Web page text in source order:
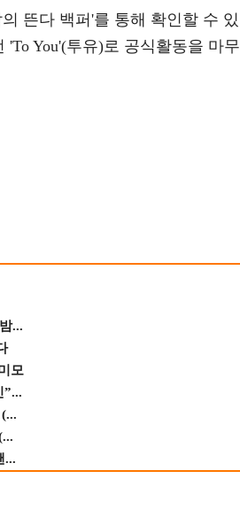
뜬다 백퍼'를 통해 확인할 수 있
You'(투유)로 공식활동을 마무
...
모
”...
...